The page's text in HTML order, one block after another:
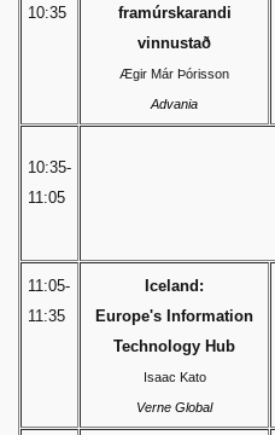
10:35
framúrskarandi
vinnustað
Ægir Már Þórisson
Advania
10:35-
11:05
11:05-
11:35
Iceland:
Europe's Information
Technology Hub
Isaac Kato
Verne Global